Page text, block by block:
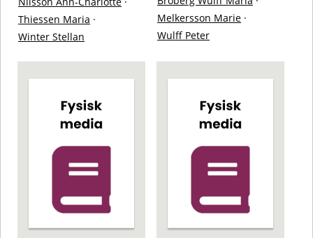
Thiessen Maria ·
Winter Stellan
Melkersson Marie ·
Wulff Peter